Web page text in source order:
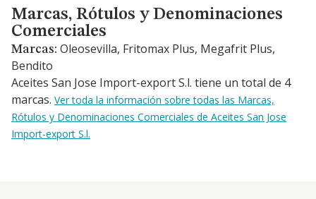
Marcas, Rótulos y Denominaciones Comerciales
Marcas, Rótulos y Denominaciones
Comerciales
Marcas: Oleosevilla, Fritomax Plus, Megafrit Plus,
Bendito
Aceites San Jose Import-export S.l. tiene un total de 4
marcas. Ver toda la información sobre todas las Marcas,
Rótulos y Denominaciones Comerciales de Aceites San Jose
Import-export S.l.